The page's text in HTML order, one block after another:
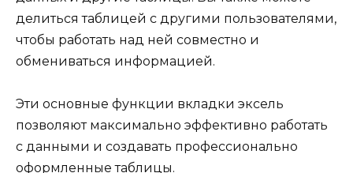
делиться таблицей с другими пользователями,
чтобы работать над ней совместно и
обмениваться информацией.
Эти основные функции вкладки эксель
позволяют максимально эффективно работать
с данными и создавать профессионально
оформленные таблицы.